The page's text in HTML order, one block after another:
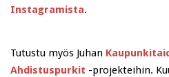
Instagramista.
Tutustu myös Juhan
Ahdistuspurkit -projekteihin.